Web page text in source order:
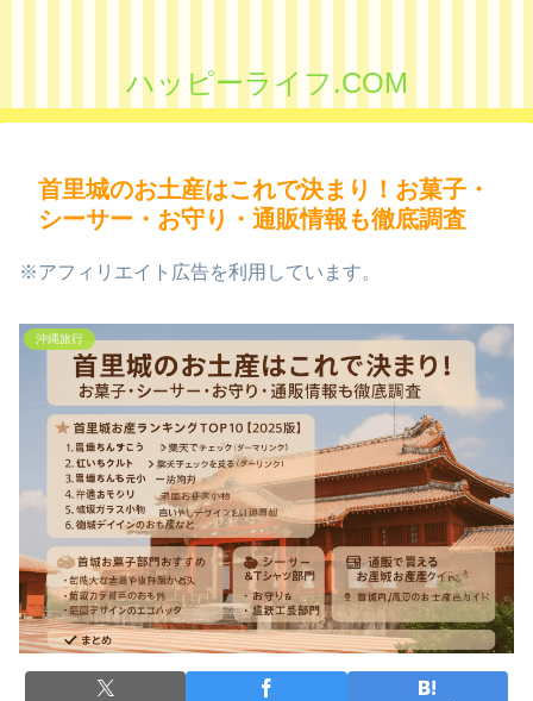
ハッピーライフ.COM
首里城のお土産はこれで決まり！お菓子・
シーサー・お守り・通販情報も徹底調査
※アフィリエイト広告を利用しています。
沖縄旅行